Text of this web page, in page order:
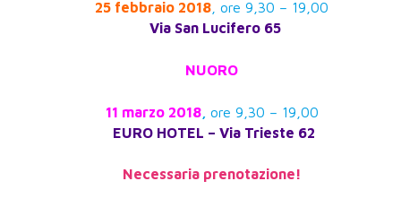
25 febbraio 2018 , ore 9,30 – 19,00
Via San Lucifero 65
NUORO
11 marzo 2018, ore 9,30 – 19,00
EURO HOTEL – Via Trieste 62
Necessaria prenotazione!